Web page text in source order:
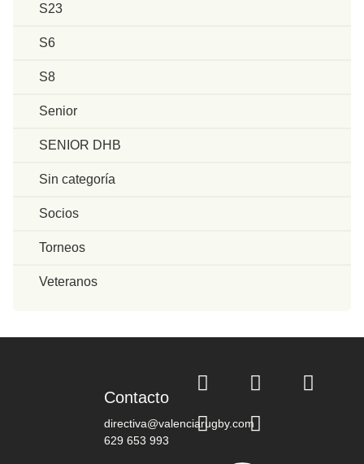
S23
S6
S8
Senior
SENIOR DHB
Sin categoría
Socios
Torneos
Veteranos
Contacto
directiva@valenciarugby.com
629 653 993